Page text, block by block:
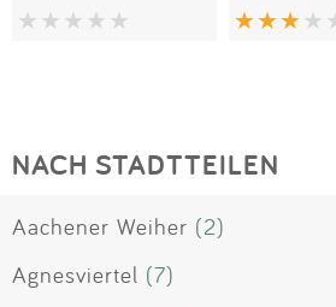
NACH STADTTEILEN
Aachener Weiher (2)
Agnesviertel (7)